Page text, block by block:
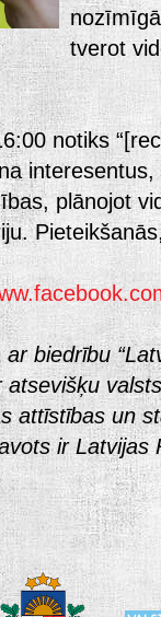
tverot
notiks
plānojot
biedrību
attīstības un
ir Latvijas